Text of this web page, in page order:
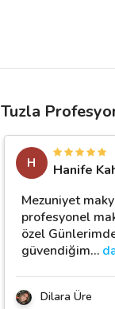
Tuzla
H
Hanife
Mezuniyet
profesyonel
özel
güvendiğim…
Dilara Üre